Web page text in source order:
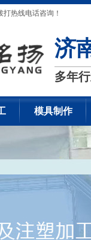
热线电话咨询！
济
多年
模具制作